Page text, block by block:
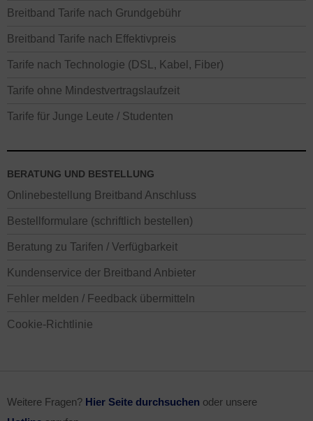
Breitband Tarife nach Grundgebühr
Breitband Tarife nach Effektivpreis
Tarife nach Technologie (DSL, Kabel, Fiber)
Tarife ohne Mindestvertragslaufzeit
Tarife für Junge Leute / Studenten
BERATUNG UND BESTELLUNG
Onlinebestellung Breitband Anschluss
Bestellformulare (schriftlich bestellen)
Beratung zu Tarifen / Verfügbarkeit
Kundenservice der Breitband Anbieter
Fehler melden / Feedback übermitteln
Cookie-Richtlinie
Weitere Fragen? Hier Seite durchsuchen oder unsere